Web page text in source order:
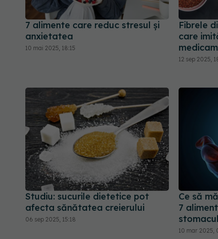
7 alimente care reduc stresul și
anxietatea
10 mai 2025, 18:15
Fibrele
care
12 sep 2025,
Studiu: sucurile dietetice pot
afecta sănătatea creierului
06 sep 2025, 15:18
Ce să
7
stomacul
10 mar 2025,